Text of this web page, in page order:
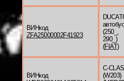
ВИНкод
ZFA25000002F41923
автобус
(250_,
290_)
(FIAT)
ВИНкод
C-
(W203)